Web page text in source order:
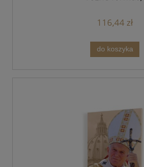
116,44 zł
do koszyka